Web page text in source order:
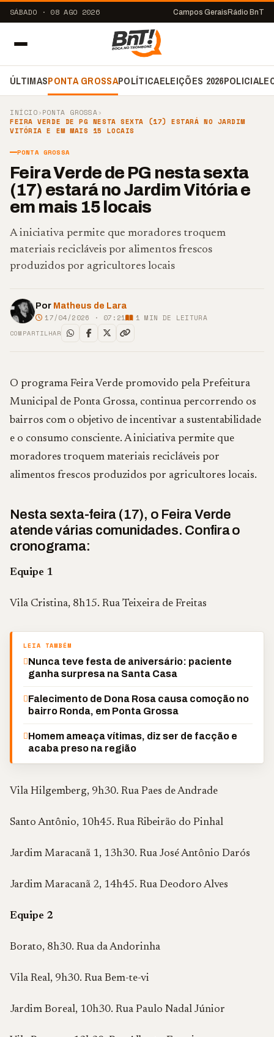
SÁBADO · 08 AGO 2026 Campos Gerais Rádio BnT
ÚLTIMASPONTA GROSSAPOLÍTICAELEIÇÕES 2026POLICIAL
INÍCIO›PONTA GROSSA›
FEIRA VERDE DE PG NESTA SEXTA (17) ESTARÁ NO JARDIM
VITÓRIA E EM MAIS 15 LOCAIS
PONTA GROSSA
Feira Verde de PG nesta sexta
(17) estará no Jardim Vitória e
em mais 15 locais
A iniciativa permite que moradores troquem
materiais recicláveis por alimentos frescos
produzidos por agricultores locais
Por Matheus de Lara
17/04/2026 · 07:21 1 MIN DE LEITURA
COMPARTILHAR
O programa Feira Verde promovido pela Prefeitura
Municipal de Ponta Grossa, continua percorrendo os
bairros com o objetivo de incentivar a sustentabilidade
e o consumo consciente. A iniciativa permite que
moradores troquem materiais recicláveis por
alimentos frescos produzidos por agricultores locais.
Nesta sexta-feira (17), o Feira Verde
atende várias comunidades. Confira o
cronograma:
Equipe 1
Vila Cristina, 8h15. Rua Teixeira de Freitas
LEIA TAMBÉM
Nunca teve festa de aniversário: paciente
ganha surpresa na Santa Casa
Falecimento de Dona Rosa causa comoção no
bairro Ronda, em Ponta Grossa
Homem ameaça vítimas, diz ser de facção e
acaba preso na região
Vila Hilgemberg, 9h30. Rua Paes de Andrade
Santo Antônio, 10h45. Rua Ribeirão do Pinhal
Jardim Maracanã 1, 13h30. Rua José Antônio Darós
Jardim Maracanã 2, 14h45. Rua Deodoro Alves
Equipe 2
Borato, 8h30. Rua da Andorinha
Vila Real, 9h30. Rua Bem-te-vi
Jardim Boreal, 10h30. Rua Paulo Nadal Júnior